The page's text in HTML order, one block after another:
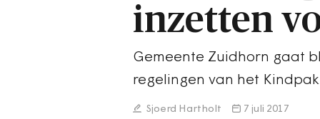
inzetten
Gemeente Zuidhorn gaat
regelingen van het
Sjoerd Hartholt 7 juli 2017